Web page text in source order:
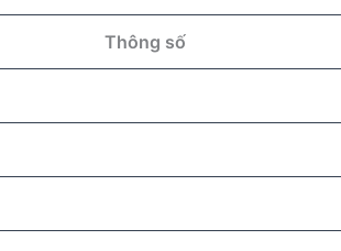
Thông số